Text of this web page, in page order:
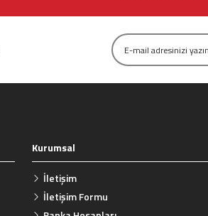
Kurumsal
İletişim
İletişim Formu